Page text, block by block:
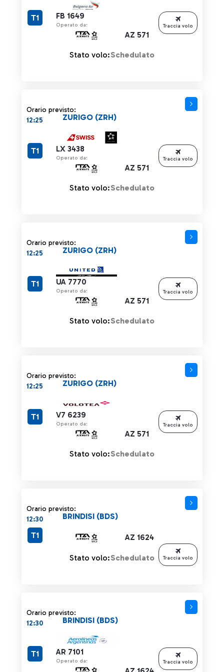
FB 1649
Operato da:
AZ 571
T1
Stato volo:Schedulato
Traccia volo
Orario previsto:
12:25
LX 3438
Operato da:
AZ 571
ZURIGO (ZRH)
T1
Stato volo:Schedulato
Traccia volo
Orario previsto:
12:25
UA 7770
Operato da:
AZ 571
ZURIGO (ZRH)
T1
Stato volo:Schedulato
Traccia volo
Orario previsto:
12:25
V7 6239
Operato da:
AZ 571
ZURIGO (ZRH)
T1
Stato volo:Schedulato
Traccia volo
Orario previsto:
12:30
AZ 1624
BRINDISI (BDS)
T1
Stato volo:Schedulato Traccia volo
Orario previsto:
12:30
AR 7101
Operato da:
BRINDISI (BDS)
T1
Traccia volo